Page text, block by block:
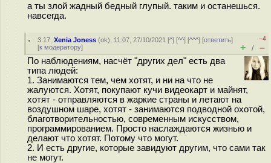
а ты злой жадный бедный глупый. таким и останешься.
навсегда.
3.17 ,Xenia Joness (ok), 11:07, 27/10/2021 [^] [^^] [^^^] [ответить]
[к модератору]
–4
+ / –
По наблюдениям, насчёт "других дел" есть два
типа людей:
1. Занимаются тем, чем хотят, и ни на что не
жалуются. Хотят, покупают кучи видеокарт и майнят,
хотят - отправляются в жаркие страны и летают на
воздушном шаре, хотят - занимаются подводной охотой,
благотворительностью, современным искусством,
программированием. Просто наслаждаются жизнью и
делают что хотят. Потому что могут.
2. И есть другие, которые завидуют другим, что сами так
не могут.